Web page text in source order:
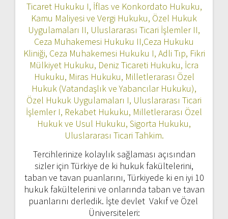
Ticaret Hukuku I, İflas ve Konkordato Hukuku,
Kamu Maliyesi ve Vergi Hukuku, Özel Hukuk
Uygulamaları II, Uluslararası Ticari İşlemler II,
Ceza Muhakemesi Hukuku II,Ceza Hukuku
Kliniği, Ceza Muhakemesi Hukuku I, Adli Tıp, Fikri
Mülkiyet Hukuku, Deniz Ticareti Hukuku, İcra
Hukuku, Miras Hukuku, Milletlerarası Özel
Hukuk (Vatandaşlık ve Yabancılar Hukuku),
Özel Hukuk Uygulamaları I, Uluslararası Ticari
İşlemler I, Rekabet Hukuku, Milletlerarası Özel
Hukuk ve Usul Hukuku, Sigorta Hukuku,
Uluslararası Ticari Tahkim.
Tercihlerinize kolaylık sağlaması açısından
sizler için Türkiye de ki hukuk fakültelerini,
taban ve tavan puanlarını, Türkiyede ki en iyi 10
hukuk fakültelerini ve onlarında taban ve tavan
puanlarını derledik. İşte devlet Vakıf ve Özel
Üniversiteleri: